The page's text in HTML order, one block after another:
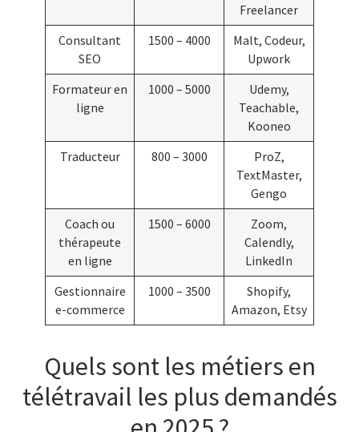
Freelancer
Consultant
SEO
1500 – 4000
Malt, Codeur,
Upwork
Formateur en
ligne
1000 – 5000
Udemy,
Teachable,
Kooneo
Traducteur
800 – 3000
ProZ,
TextMaster,
Gengo
Coach ou
thérapeute
en ligne
1500 – 6000
Zoom,
Calendly,
LinkedIn
Gestionnaire
e-commerce
1000 – 3500
Shopify,
Amazon, Etsy
Quels sont les métiers en
télétravail les plus demandés